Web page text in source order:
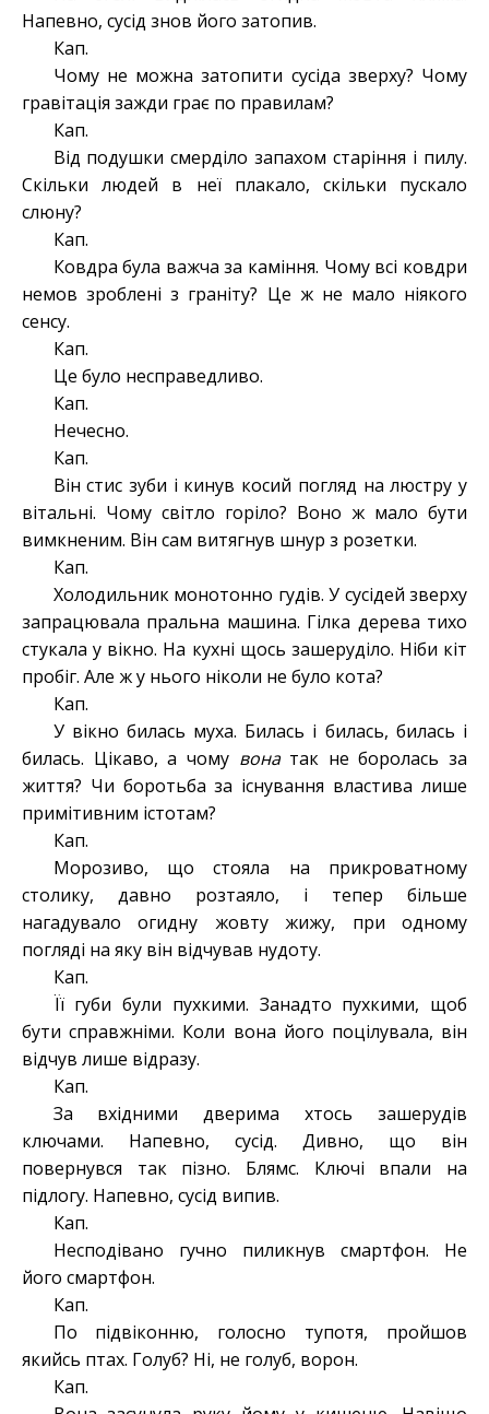
Напевно, сусід знов його затопив.
Кап.
Чому не можна затопити сусіда зверху? Чому
гравітація зажди грає по правилам?
Кап.
Від подушки смерділо запахом старіння і пилу.
Скільки людей в неї плакало, скільки пускало
слюну?
Кап.
Ковдра була важча за каміння. Чому всі ковдри
немов зроблені з граніту? Це ж не мало ніякого
сенсу.
Кап.
Це було несправедливо.
Кап.
Нечесно.
Кап.
Він стис зуби і кинув косий погляд на люстру у
вітальні. Чому світло горіло? Воно ж мало бути
вимкненим. Він сам витягнув шнур з розетки.
Кап.
Холодильник монотонно гудів. У сусідей зверху
запрацювала пральна машина. Гілка дерева тихо
стукала у вікно. На кухні щось зашеруділо. Ніби кіт
пробіг. Але ж у нього ніколи не було кота?
Кап.
У вікно билась муха. Билась і билась, билась і
билась. Цікаво, а чому вона так не боролась за
життя? Чи боротьба за існування властива лише
примітивним істотам?
Кап.
Морозиво, що стояла на прикроватному
столику, давно розтаяло, і тепер більше
нагадувало огидну жовту жижу, при одному
погляді на яку він відчував нудоту.
Кап.
Її губи були пухкими. Занадто пухкими, щоб
бути справжніми. Коли вона його поцілувала, він
відчув лише відразу.
Кап.
За вхідними дверима хтось зашерудів
ключами. Напевно, сусід. Дивно, що він
повернувся так пізно. Блямс. Ключі впали на
підлогу. Напевно, сусід випив.
Кап.
Несподівано гучно пиликнув смартфон. Не
його смартфон.
Кап.
По підвіконню, голосно тупотя, пройшов
якийсь птах. Голуб? Ні, не голуб, ворон.
Кап.